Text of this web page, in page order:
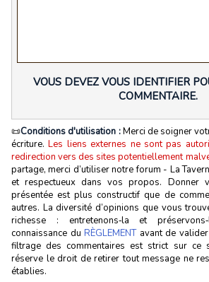
VOUS DEVEZ VOUS IDENTIFIER
COMMENTAIRE.
📜Conditions d'utilisation :Merci de soigner
écriture.Les liens externes ne sont pas
redirection vers des sites potentiellement
partage, merci d’utiliser notre forum - La
et respectueux dans vos propos. Donner
présentée est plus constructif que de
autres. La diversité d’opinions que vous
richesse : entretenons‑la et
connaissance du RÈGLEMENTavant de valider
filtrage des commentaires est strict sur ce
réserve le droit de retirer tout message ne
établies.